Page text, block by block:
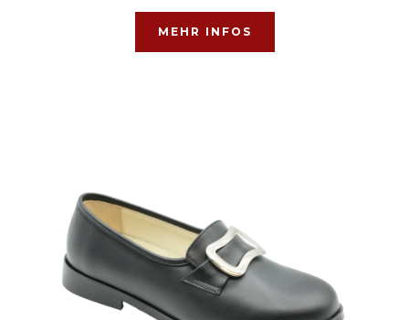
MEHR INFOS